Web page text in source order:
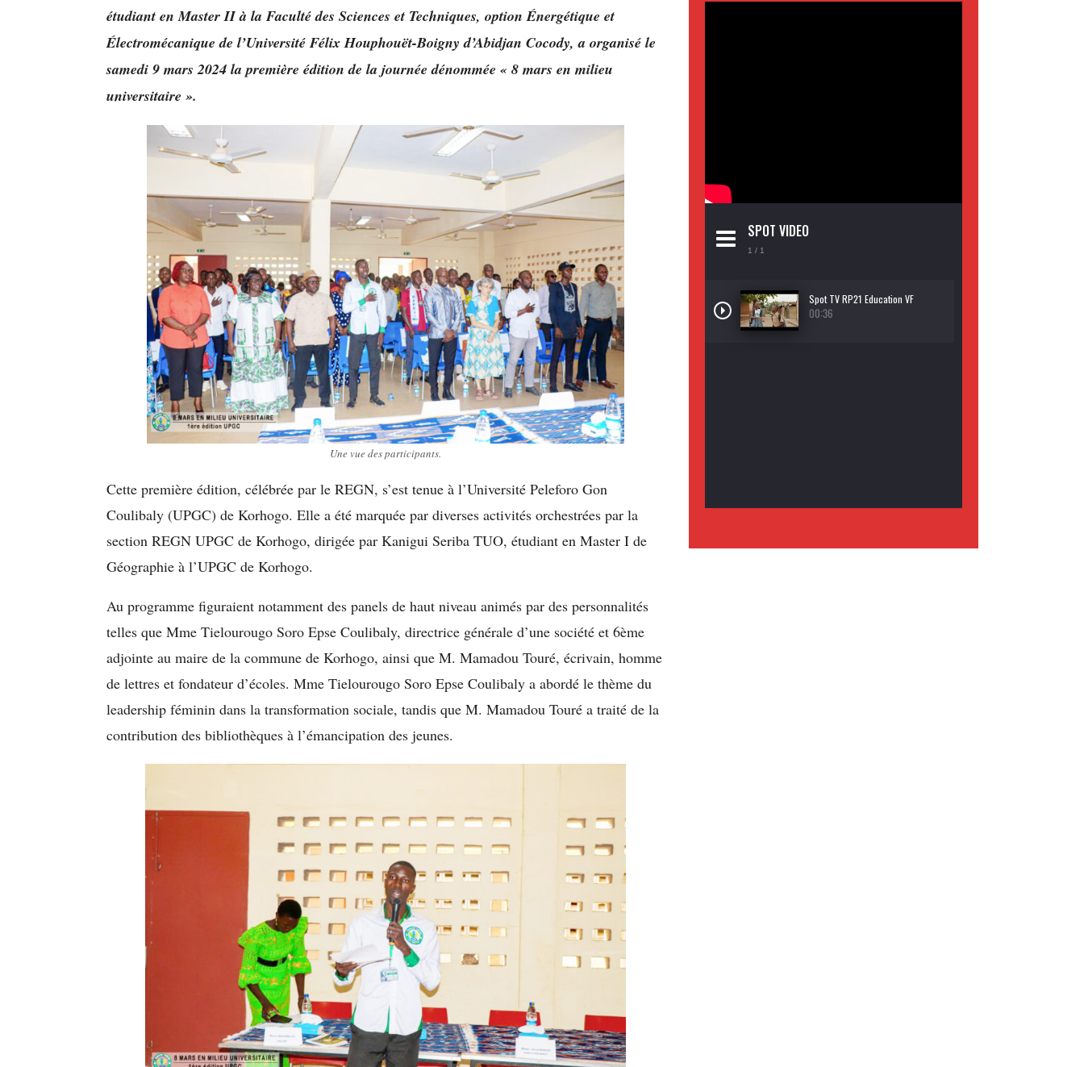
étudiant en Master II à la Faculté des Sciences et Techniques, option Énergétique et
Électromécanique de l’Université Félix Houphouët-Boigny d’Abidjan Cocody, a organisé le
samedi 9 mars 2024 la première édition de la journée dénommée « 8 mars en milieu
universitaire ».
Une vue des participants.
Cette première édition, célébrée par le REGN, s’est tenue à l’Université Peleforo Gon
Coulibaly (UPGC) de Korhogo. Elle a été marquée par diverses activités orchestrées par la
section REGN UPGC de Korhogo, dirigée par Kanigui Seriba TUO, étudiant en Master I de
Géographie à l’UPGC de Korhogo.
Au programme figuraient notamment des panels de haut niveau animés par des personnalités
telles que Mme Tielourougo Soro Epse Coulibaly, directrice générale d’une société et 6ème
adjointe au maire de la commune de Korhogo, ainsi que M. Mamadou Touré, écrivain, homme
de lettres et fondateur d’écoles. Mme Tielourougo Soro Epse Coulibaly a abordé le thème du
leadership féminin dans la transformation sociale, tandis que M. Mamadou Touré a traité de la
contribution des bibliothèques à l’émancipation des jeunes.
SPOT VIDEO
1 / 1
Spot TV RP21 Education VF
00:36